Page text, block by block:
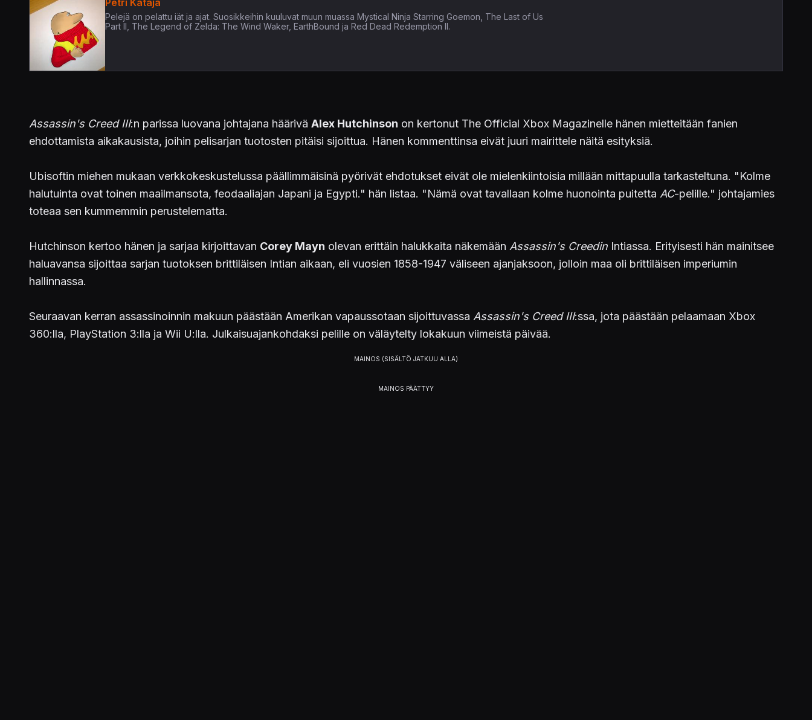
Petri Kataja
Pelejä on pelattu iät ja ajat. Suosikkeihin kuuluvat muun muassa Mystical Ninja Starring Goemon, The Last of Us
Part II, The Legend of Zelda: The Wind Waker, EarthBound ja Red Dead Redemption II.
Assassin's Creed III:n parissa luovana johtajana häärivä Alex Hutchinson on kertonut The Official Xbox Magazinelle hänen mietteitään fanien
ehdottamista aikakausista, joihin pelisarjan tuotosten pitäisi sijoittua. Hänen kommenttinsa eivät juuri mairittele näitä esityksiä.
Ubisoftin miehen mukaan verkkokeskustelussa päällimmäisinä pyörivät ehdotukset eivät ole mielenkiintoisia millään mittapuulla tarkasteltuna. "Kolme
halutuinta ovat toinen maailmansota, feodaaliajan Japani ja Egypti." hän listaa. "Nämä ovat tavallaan kolme huonointa puitetta AC-pelille." johtajamies
toteaa sen kummemmin perustelematta.
Hutchinson kertoo hänen ja sarjaa kirjoittavan Corey Mayn olevan erittäin halukkaita näkemään Assassin's Creedin Intiassa. Erityisesti hän mainitsee
haluavansa sijoittaa sarjan tuotoksen brittiläisen Intian aikaan, eli vuosien 1858-1947 väliseen ajanjaksoon, jolloin maa oli brittiläisen imperiumin
hallinnassa.
Seuraavan kerran assassinoinnin makuun päästään Amerikan vapaussotaan sijoittuvassa Assassin's Creed III:ssa, jota päästään pelaamaan Xbox
360:lla, PlayStation 3:lla ja Wii U:lla. Julkaisuajankohdaksi pelille on väläytelty lokakuun viimeistä päivää.